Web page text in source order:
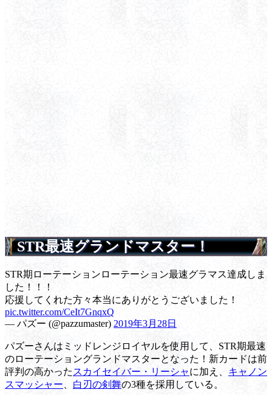
STR最速グランドマスター！
STR期ローテーションローテーション最速グラマス達成しま
した！！！
応援してくれた方々本当にありがとうございました！
pic.twitter.com/CeIt7GnqxQ
— パズー (@pazzumaster) 2019年3月28日
パズーさんはミッドレンジロイヤルを使用して、STR期最速
のローテーショングランドマスターとなった！新カードは前
評判の高かった スカイセイバー・リーシャに加え、 キャノン
スマッシャー
白刃の剣舞の3種を採用している。